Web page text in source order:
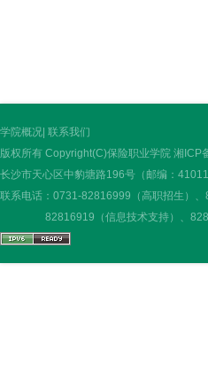
学院概况 联系我们
版权所有 Copyright(C)保险职业学院 湘ICP
长沙市天心区中豹塘路196号（邮编：
联系电话：0731-82816999（高职招生）、
82816919（信息技术支持）、